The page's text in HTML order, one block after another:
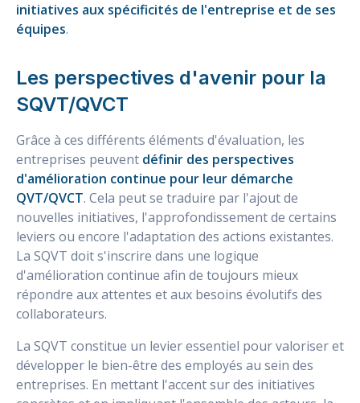
initiatives aux spécificités de l'entreprise et de ses
équipes.
Les perspectives d'avenir pour la
SQVT/QVCT
Grâce à ces différents éléments d'évaluation, les
entreprises peuvent définir des perspectives
d'amélioration continue pour leur démarche
QVT/QVCT. Cela peut se traduire par l'ajout de
nouvelles initiatives, l'approfondissement de certains
leviers ou encore l'adaptation des actions existantes.
La SQVT doit s'inscrire dans une logique
d'amélioration continue afin de toujours mieux
répondre aux attentes et aux besoins évolutifs des
collaborateurs.
La SQVT constitue un levier essentiel pour valoriser et
développer le bien-être des employés au sein des
entreprises. En mettant l'accent sur des initiatives